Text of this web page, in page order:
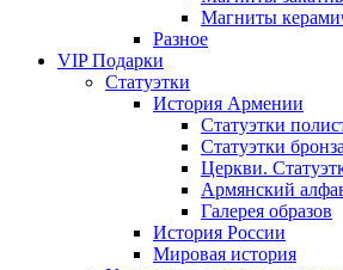
Магниты
Разное
VIP Подарки
Статуэтки
История Армении
Статуэтки
Статуэтки бронза
Церкви.
Армянский
Галерея образов
История России
Мировая история